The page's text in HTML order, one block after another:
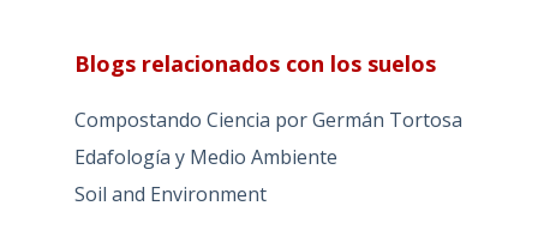
Blogs relacionados con los suelos
Compostando Ciencia por Germán Tortosa
Edafología y Medio Ambiente
Soil and Environment